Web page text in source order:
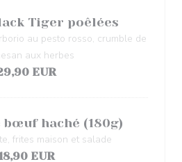
Tiger poêlées
au pesto rosso, crumble de
aux herbes
EUR
haché (180g)
frites maison et salade
EUR